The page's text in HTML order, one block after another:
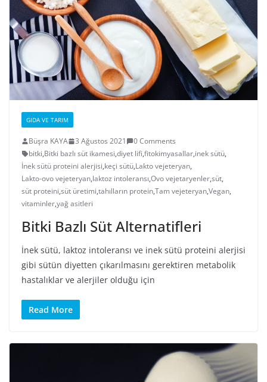
GIDA VE TARIM
Büşra KAYA 3 Ağustos 2021
0 Comments
bitki,Bitki bazlı süt ikamesi,diyet lifi,fitokimyasallar,inek sütü,
İnek sütü proteini alerjisi,keçi sütü,Lakto vejeteryan,
Lakto-ovo vejeteryan,laktoz intoleransı,Ovo vejetaryenler,süt,
süt proteini,süt üretimi,tahılların protein,Tam vejeteryan,Vegan,
vitaminler,yağ asitleri
Bitki Bazlı Süt Alternatifleri
İnek sütü, laktoz intoleransı ve inek sütü proteini alerjisi
gibi sütün diyetten çıkarılmasını gerektiren metabolik
hastalıklar ve alerjiler olduğu için
Read More